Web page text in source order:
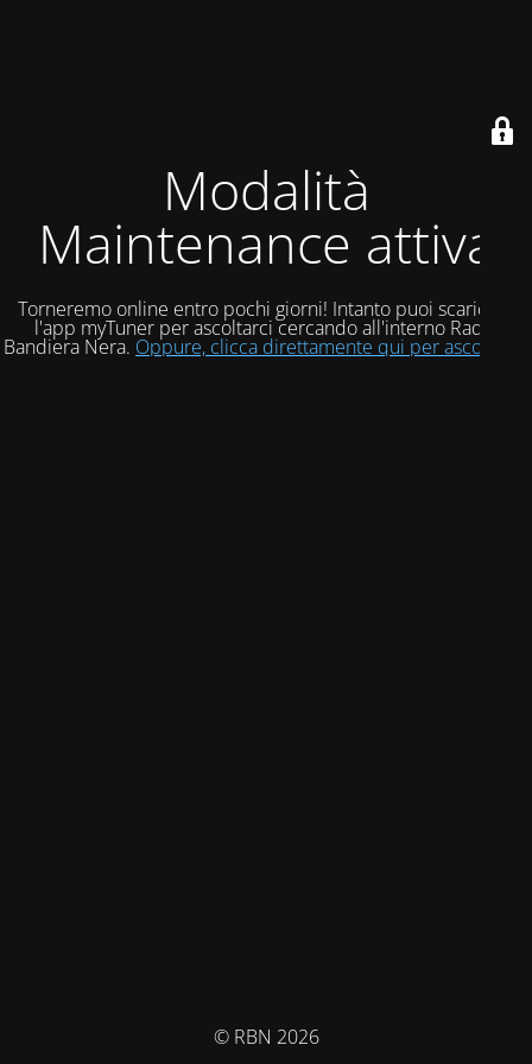
Modalità
Maintenance attiva
Torneremo online entro pochi giorni! Intanto puoi scaricare
l'app myTuner per ascoltarci cercando all'interno Radio
Bandiera Nera. Oppure, clicca direttamente qui per ascoltarci!
© RBN 2026